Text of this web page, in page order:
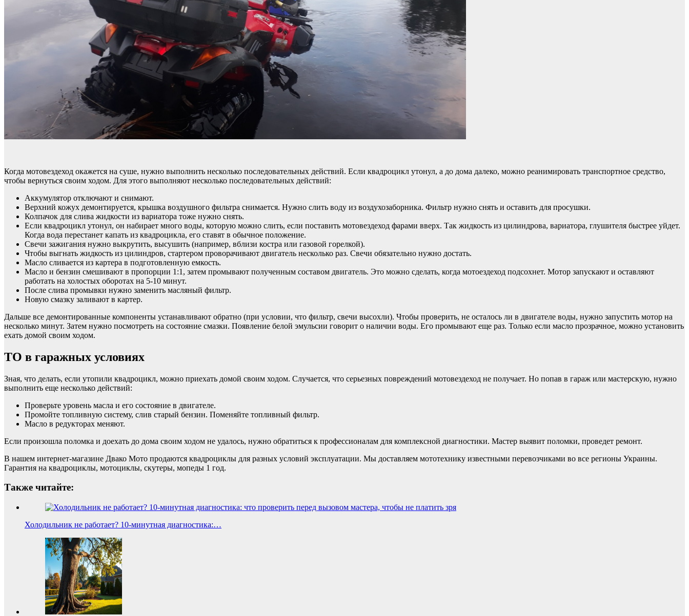
Когда мотовездеход окажется на суше, нужно выполнить несколько последовательных действий. Если квадроцикл утонул, а до дома далеко, можно реанимировать транспортное средство,
чтобы вернуться своим ходом. Для этого выполняют несколько последовательных действий:
Аккумулятор отключают и снимают.
Верхний кожух демонтируется, крышка воздушного фильтра снимается. Нужно слить воду из воздухозаборника. Фильтр нужно снять и оставить для просушки.
Колпачок для слива жидкости из вариатора тоже нужно снять.
Если квадроцикл утонул, он набирает много воды, которую можно слить, если поставить мотовездеход фарами вверх. Так жидкость из цилиндрова, вариатора, глушителя быстрее уйдет.
Когда вода перестанет капать из квадроцикла, его ставят в обычное положение.
Свечи зажигания нужно выкрутить, высушить (например, вблизи костра или газовой горелкой).
Чтобы выгнать жидкость из цилиндров, стартером проворачивают двигатель несколько раз. Свечи обязательно нужно достать.
Масло сливается из картера в подготовленную емкость.
Масло и бензин смешивают в пропорции 1:1, затем промывают полученным составом двигатель. Это можно сделать, когда мотоездеход подсохнет. Мотор запускают и оставляют
работать на холостых оборотах на 5-10 минут.
После слива промывки нужно заменить масляный фильтр.
Новую смазку заливают в картер.
Дальше все демонтированные компоненты устанавливают обратно (при условии, что фильтр, свечи высохли). Чтобы проверить, не осталось ли в двигателе воды, нужно запустить мотор на
несколько минут. Затем нужно посмотреть на состояние смазки. Появление белой эмульсии говорит о наличии воды. Его промывают еще раз. Только если масло прозрачное, можно установить
ехать домой своим ходом.
ТО в гаражных условиях
Зная, что делать, если утопили квадроцикл, можно приехать домой своим ходом. Случается, что серьезных повреждений мотовездеход не получает. Но попав в гараж или мастерскую, нужно
выполнить еще несколько действий:
Проверьте уровень масла и его состояние в двигателе.
Промойте топливную систему, слив старый бензин. Поменяйте топливный фильтр.
Масло в редукторах меняют.
Если произошла поломка и доехать до дома своим ходом не удалось, нужно обратиться к профессионалам для комплексной диагностики. Мастер выявит поломки, проведет ремонт.
В нашем интернет-магазине Двако Мото продаются квадроциклы для разных условий эксплуатации. Мы доставляем мототехнику известными перевозчиками во все регионы Украины.
Гарантия на квадроциклы, мотоциклы, скутеры, мопеды 1 год.
Также читайте:
Холодильник не работает? 10-минутная диагностика:…